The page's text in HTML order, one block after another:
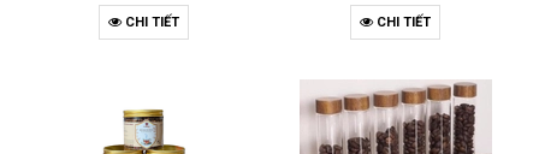
CHI TIẾT CHI TIẾT